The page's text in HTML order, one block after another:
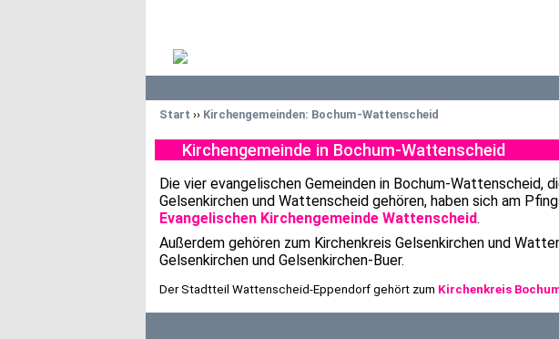
Start ›› Kirchengemeinden: Bochum-Wattenscheid
Kirchengemeinde in Bochum-Wattenscheid
Die vier evangelischen Gemeinden in Bochum-Wattenscheid,
Gelsenkirchen und Wattenscheid gehören, haben sich am
Evangelischen Kirchengemeinde Wattenscheid.
Außerdem gehören zum Kirchenkreis Gelsenkirchen und
Gelsenkirchen und Gelsenkirchen-Buer.
Der Stadtteil Wattenscheid-Eppendorf gehört zum Kirchenkreis